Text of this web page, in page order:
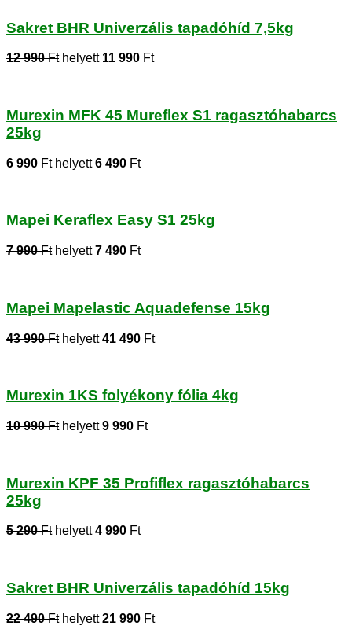
Sakret BHR Univerzális tapadóhíd 7,5kg
12 990 Fthelyett 11 990 Ft
Murexin MFK 45 Mureflex S1 ragasztóhabarcs
25kg
6 990 Fthelyett6 490 Ft
Mapei Keraflex Easy S1 25kg
7 990 Fthelyett7 490 Ft
Mapei Mapelastic Aquadefense 15kg
43 990 Fthelyett41 490 Ft
Murexin 1KS folyékony fólia 4kg
10 990 Fthelyett9 990 Ft
Murexin KPF 35 Profiflex ragasztóhabarcs
25kg
5 290 Fthelyett4 990 Ft
Sakret BHR Univerzális tapadóhíd 15kg
22 490 Fthelyett21 990 Ft